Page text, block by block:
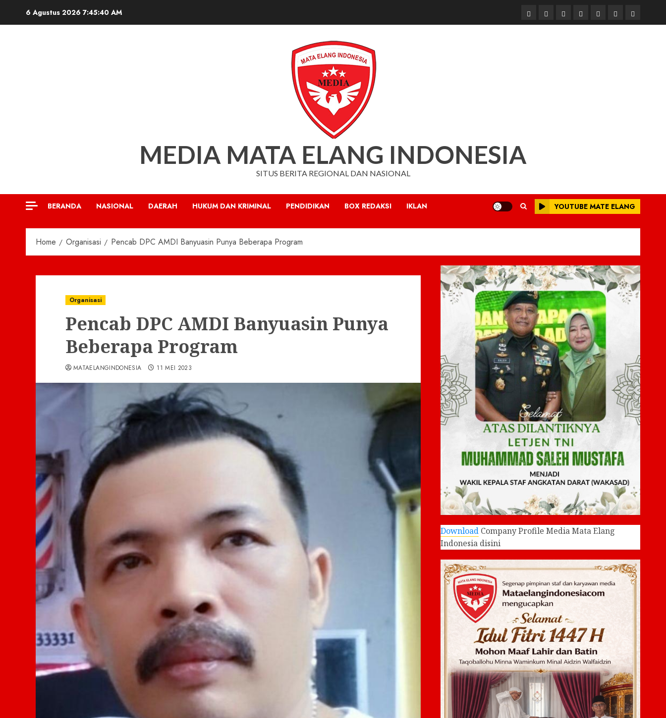
6 Agustus 2026 7:45:41 AM BerandaNasionalDaerahHukum
dan
Pendidikan
Box
Redaksi
Iklan
MEDIA MATA ELANG INDONESIA
SITUS BERITA REGIONAL DAN NASIONAL
BERANDA NASIONAL DAERAH HUKUM DAN KRIMINAL PENDIDIKAN BOX REDAKSI IKLAN YOUTUBE MATE ELANG
Home Organisasi Pencab DPC AMDI Banyuasin Punya Beberapa Program
Organisasi
Pencab DPC AMDI Banyuasin Punya
Beberapa Program
MATAELANGINDONESIA 11 MEI 2023
DownloadCompany Profile Media Mata Elang
Indonesia disini